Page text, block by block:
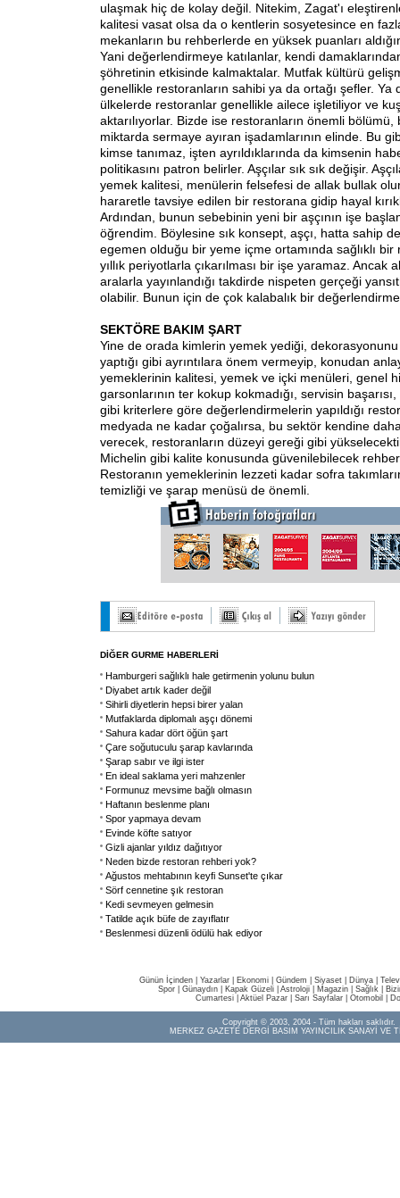
ulaşmak hiç de kolay değil. Nitekim, Zagat'ı
kalitesi vasat olsa da o kentlerin sosyetesince en
mekanların bu rehberlerde en yüksek puanları
Yani değerlendirmeye katılanlar, kendi
şöhretinin etkisinde kalmaktalar. Mutfak kültürü
genellikle restoranların sahibi ya da ortağı şefler. Ya
ülkelerde restoranlar genellikle ailece işletiliyor ve
aktarılıyorlar. Bizde ise restoranların önemli bölümü,
miktarda sermaye ayıran işadamlarının elinde. Bu
kimse tanımaz, işten ayrıldıklarında da kimsenin
politikasını patron belirler. Aşçılar sık sık değişir.
yemek kalitesi, menülerin felsefesi de allak bullak
hararetle tavsiye edilen bir restorana gidip hayal
Ardından, bunun sebebinin yeni bir aşçının işe
öğrendim. Böylesine sık konsept, aşçı, hatta sahip
egemen olduğu bir yeme içme ortamında sağlıklı
yıllık periyotlarla çıkarılması bir işe yaramaz. Ancak
aralarla yayınlandığı takdirde nispeten gerçeği
olabilir. Bunun için de çok kalabalık bir
SEKTÖRE BAKIM ŞART
Yine de orada kimlerin yemek yediği,
yaptığı gibi ayrıntılara önem vermeyip, konudan
yemeklerinin kalitesi, yemek ve içki menüleri, genel
garsonlarının ter kokup kokmadığı, servisin
gibi kriterlere göre değerlendirmelerin yapıldığı
medyada ne kadar çoğalırsa, bu sektör kendine
verecek, restoranların düzeyi gereği gibi
Michelin gibi kalite konusunda güvenilebilecek
Restoranın yemeklerinin lezzeti kadar sofra
temizliği ve şarap menüsü de önemli.
DİĞER GURME HABERLERİ
Hamburgeri sağlıklı hale getirmenin yolunu bulun
Diyabet artık kader değil
Sihirli diyetlerin hepsi birer yalan
Mutfaklarda diplomalı aşçı dönemi
Sahura kadar dört öğün şart
Çare soğutuculu şarap kavlarında
Şarap sabır ve ilgi ister
En ideal saklama yeri mahzenler
Formunuz mevsime bağlı olmasın
Haftanın beslenme planı
Spor yapmaya devam
Evinde köfte satıyor
Gizli ajanlar yıldız dağıtıyor
Neden bizde restoran rehberi yok?
Ağustos mehtabının keyfi Sunset'te çıkar
Sörf cennetine şık restoran
Kedi sevmeyen gelmesin
Tatilde açık büfe de zayıflatır
Beslenmesi düzenli ödülü hak ediyor
Günün İçinden Yazarlar Ekonomi Gündem Siyaset Dünya |
Spor
Günaydın Kapak Güzeli Astroloji Magazin Sağlık
Cumartesi| Aktüel Pazar| Sarı Sayfalar| Otomobil
Copyright © 2003, 2004 - Tüm hakları saklıdır.
MERKEZ GAZETE DERGİ BASIM YAYINCILIK SANAYİ VE